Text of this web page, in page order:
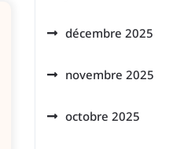
décembre 2025
novembre 2025
octobre 2025